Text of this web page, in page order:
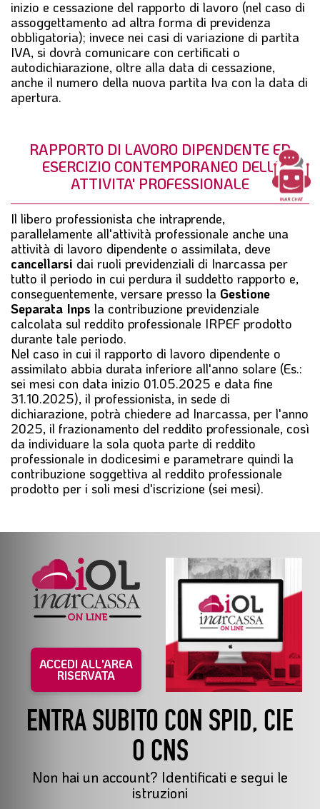
inizio e cessazione del rapporto di lavoro (nel caso di
assoggettamento ad altra forma di previdenza
obbligatoria); invece nei casi di variazione di partita
IVA, si dovrà comunicare con certificati o
autodichiarazione, oltre alla data di cessazione,
anche il numero della nuova partita Iva con la data di
apertura.
RAPPORTO DI LAVORO DIPENDENTE ED
ESERCIZIO CONTEMPORANEO DELL'
ATTIVITA' PROFESSIONALE
Il libero professionista che intraprende,
parallelamente all'attività professionale anche una
attività di lavoro dipendente o assimilata, deve
cancellarsi dai ruoli previdenziali di Inarcassa per
tutto il periodo in cui perdura il suddetto rapporto e,
conseguentemente, versare presso la Gestione
Separata Inps la contribuzione previdenziale
calcolata sul reddito professionale IRPEF prodotto
durante tale periodo.
Nel caso in cui il rapporto di lavoro dipendente o
assimilato abbia durata inferiore all'anno solare (Es.:
sei mesi con data inizio 01.05.2025 e data fine
31.10.2025), il professionista, in sede di
dichiarazione, potrà chiedere ad Inarcassa, per l'anno
2025, il frazionamento del reddito professionale, così
da individuare la sola quota parte di reddito
professionale in dodicesimi e parametrare quindi la
contribuzione soggettiva al reddito professionale
prodotto per i soli mesi d'iscrizione (sei mesi).
ACCEDI ALL'AREA
RISERVATA
ENTRA SUBITO CON SPID, CIE
O CNS
Non hai un account? Identificati e segui le
istruzioni